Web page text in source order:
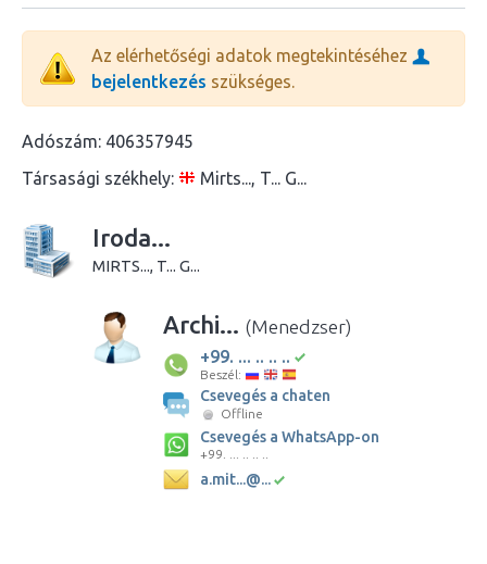
Az elérhetőségi adatok megtekintéséhez
bejelentkezés szükséges.
Adószám: 406357945
Társasági székhely:
Mirts..., T... G...
Iroda...
MIRTS..., T... G...
Archi... (Menedzser)
+99. ... .. .. ..
Beszél:
Csevegés a chaten
Offline
Csevegés a WhatsApp-on
+99. ... .. .. ..
a.mit...@...